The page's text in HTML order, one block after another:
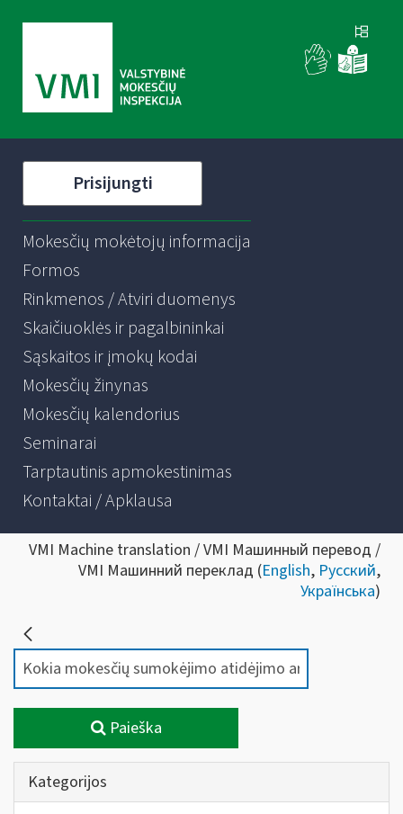
Prisijungti
Mokesčių mokėtojų informacija
Formos
Rinkmenos / Atviri duomenys
Skaičiuoklės ir pagalbininkai
Sąskaitos ir įmokų kodai
Mokesčių žinynas
Mokesčių kalendorius
Seminarai
Tarptautinis apmokestinimas
Kontaktai / Apklausa
VMI Machine translation / VMI Машинный перевод /
VMI Машинний переклад (English, Русский,
Українська)
Paieška
Kategorijos